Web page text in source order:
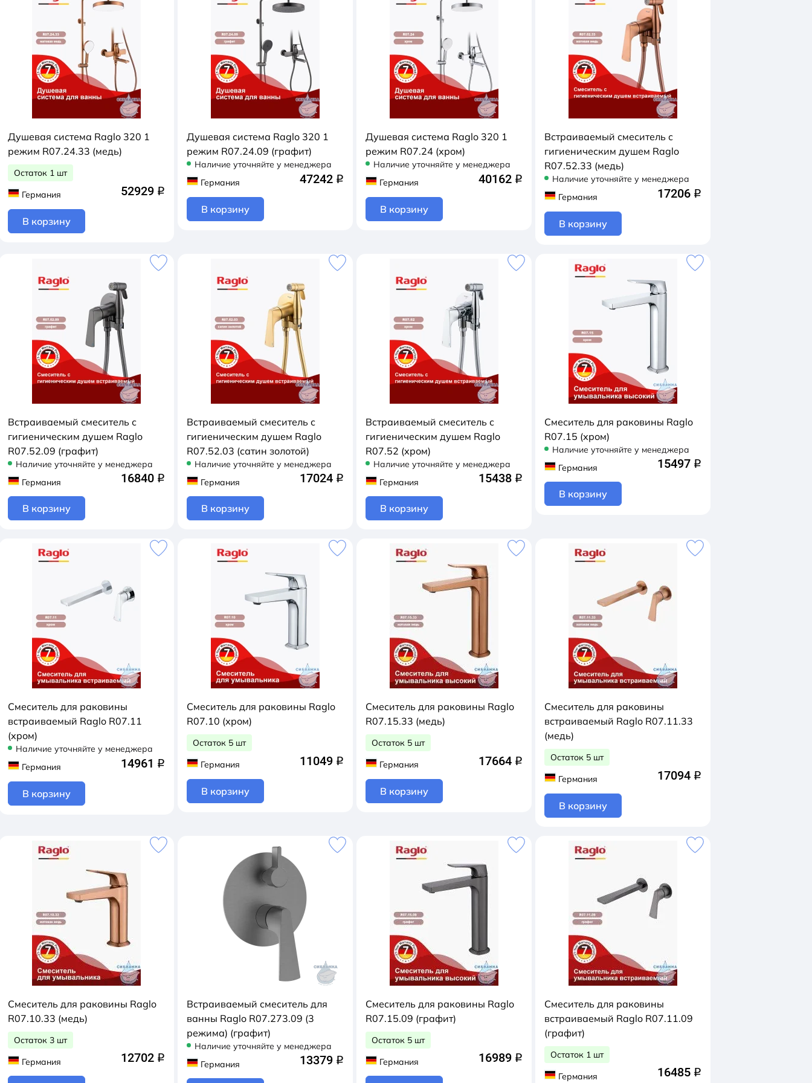
Душевая система Raglo 320 1
режим R07.24.33 (медь)
Остаток 1 шт
Германия
52929 q
В корзину
Душевая система Raglo 320 1
режим R07.24.09 (графит)
Наличие уточняйте у менеджера
Германия
47242 q
В корзину
Душевая система Raglo 320 1
режим R07.24 (хром)
Наличие уточняйте у менеджера
Германия
40162 q
В корзину
Встраиваемый смеситель с
гигиеническим душем Raglo
R07.52.33 (медь)
Наличие уточняйте у менеджера
Германия
17206 q
В корзину
Встраиваемый смеситель с
гигиеническим душем Raglo
R07.52.09 (графит)
Наличие уточняйте у менеджера
Германия
16840 q
В корзину
Встраиваемый смеситель с
гигиеническим душем Raglo
R07.52.03 (сатин золотой)
Наличие уточняйте у менеджера
Германия
17024 q
В корзину
Встраиваемый смеситель с
гигиеническим душем Raglo
R07.52 (хром)
Наличие уточняйте у менеджера
Германия
15438 q
В корзину
Смеситель для раковины Raglo
R07.15 (хром)
Наличие уточняйте у менеджера
Германия
15497 q
В корзину
Смеситель для раковины
встраиваемый Raglo R07.11
(хром)
Наличие уточняйте у менеджера
Германия
14961 q
В корзину
Смеситель для раковины Raglo
R07.10 (хром)
Остаток 5 шт
Германия
11049 q
В корзину
Смеситель для раковины Raglo
R07.15.33 (медь)
Остаток 5 шт
Германия
17664 q
В корзину
Смеситель для раковины
встраиваемый Raglo R07.11.33
(медь)
Остаток 5 шт
Германия
17094 q
В корзину
Смеситель для раковины Raglo
R07.10.33 (медь)
Остаток 3 шт
Германия
12702 q
Встраиваемый смеситель для
ванны Raglo R07.273.09 (3
режима) (графит)
Наличие уточняйте у менеджера
Германия
13379 q
Смеситель для раковины Raglo
R07.15.09 (графит)
Остаток 5 шт
Германия
16989 q
Смеситель для раковины
встраиваемый Raglo R07.11.09
(графит)
Остаток 1 шт
Германия
16485 q